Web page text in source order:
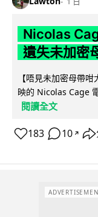
Nicolas
遺失未加密
【唔見未加密母帶
映的 Nicolas Cage
閱讀全文
183 10 ↗